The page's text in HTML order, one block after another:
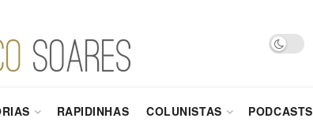
RAPIDINHAS COLUNISTAS PODCASTS